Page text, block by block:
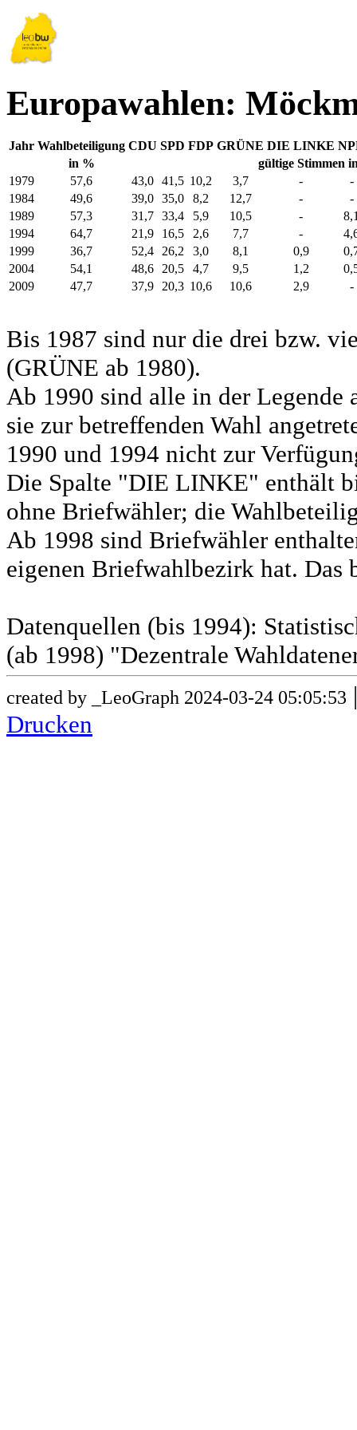
Europawahlen:
Jahr Wahlbeteiligung CDU SPD FDP GRÜNE DIE LINKE
in %
gültige Stimmen
1979
57,6 43,0 41,5 10,2 3,7 -
-
1984
49,6 39,0 35,0 8,2 12,7 -
-
1989
57,3 31,7 33,4 5,9 10,5 -
1994
64,7 21,9 16,5 2,6 7,7 -
1999
36,7 52,4 26,2 3,0 8,1 0,9
2004
54,1 48,6 20,5 4,7 9,5 1,2
2009
47,7 37,9 20,3 10,6 10,6 2,9 -
Bis 1987 sind nur die drei bzw.
(GRÜNE ab 1980).
Ab 1990 sind alle in der Legende
sie zur betreffenden Wahl
1990 und 1994 nicht zur
Die Spalte "DIE LINKE" enthält
ohne Briefwähler; die
Ab 1998 sind Briefwähler
eigenen Briefwahlbezirk hat.
Datenquellen (bis 1994):
(ab 1998) "Dezentrale
created by _LeoGraph 2024-03-24 05:05:53
Drucken